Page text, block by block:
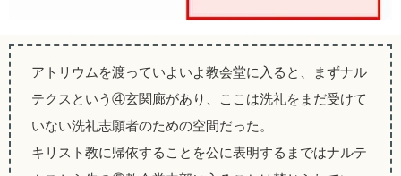
アトリウムを渡っていよいよ教会堂に入ると、まずナル
テクスという④玄関廊があり、ここは洗礼をまだ受けて
いない洗礼志願者のための空間だった。
キリスト教に帰依することを公に表明するまではナルテ